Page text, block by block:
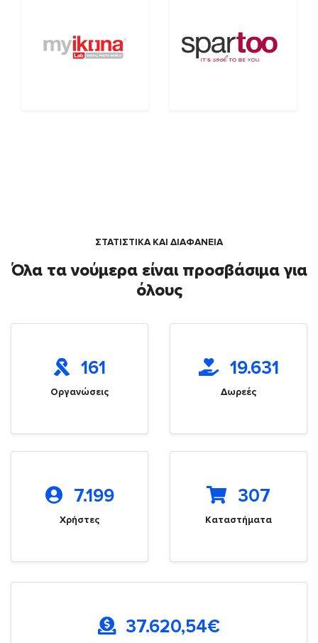
ΣΤΑΤΙΣΤΙΚΑ ΚΑΙ ΔΙΑΦΑΝΕΙΑ
Όλα τα νούμερα είναι προσβάσιμα για
όλους
161
Οργανώσεις
19.631
Δωρεές
7.199
Χρήστες
307
Καταστήματα
37.620,54€